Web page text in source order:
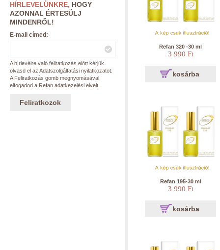
HÍRLEVELÜNKRE, HOGY
AZONNAL ÉRTESÜLJ
MINDENRŐL!
E-mail címed:
A hírlevélre való feliratkozás előtt kérjük
olvasd el az Adatszolgáltatási nyilatkozatot.
A Feliratkozás gomb megnyomásával
elfogadod a Refan adatkezelési elveit.
Feliratkozok
Refan 320 -30 ml
3 990 Ft
kosárba
Refan 195-30 ml
3 990 Ft
kosárba